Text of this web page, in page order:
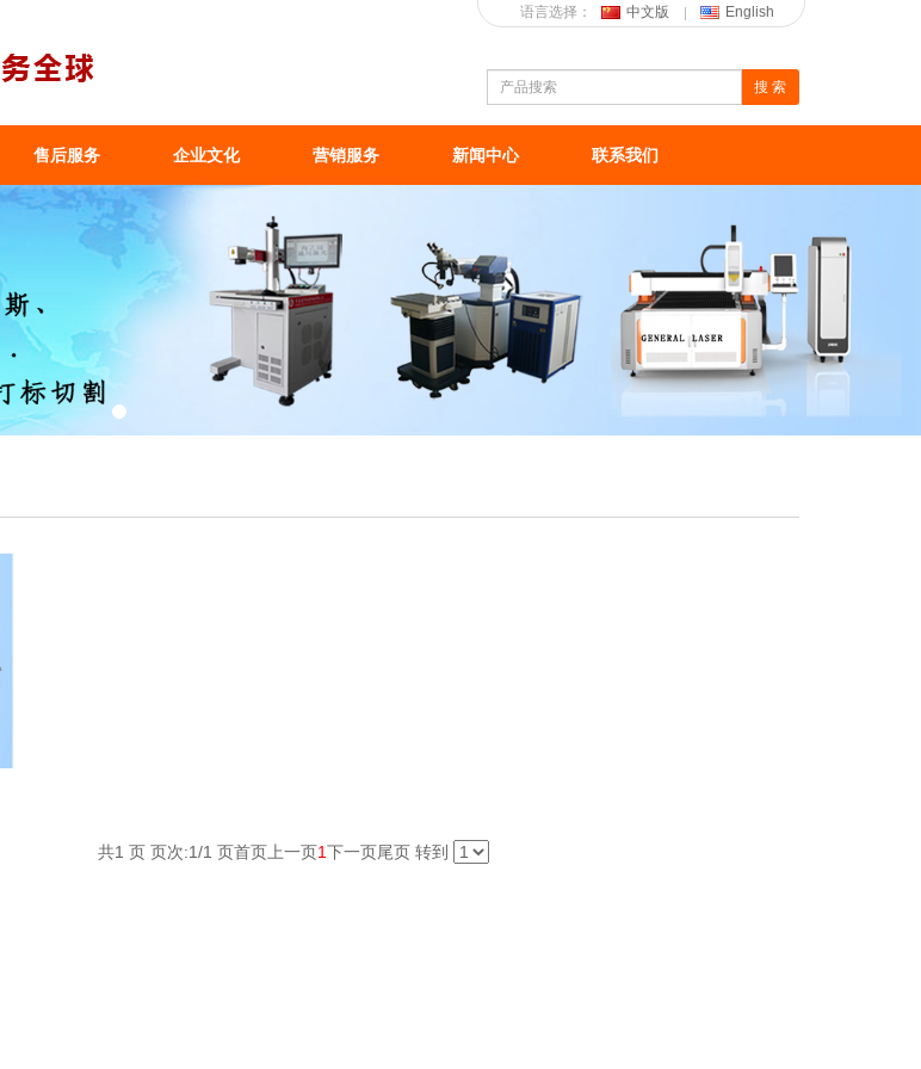
语言选择： 中文版 English
搜 索
售后服务 企业文化 营销服务 新闻中心 联系我们
共1 页 页次:1/1 页首页 上一页1下一页尾页 转到